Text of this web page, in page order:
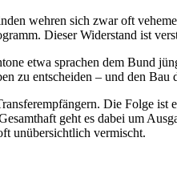
wehren sich zwar oft
Dieser Widerstand ist
etwa sprachen dem Bund
zu entscheiden – und den Bau
Die Folge
geht es dabei um
unübersichtlich vermischt.